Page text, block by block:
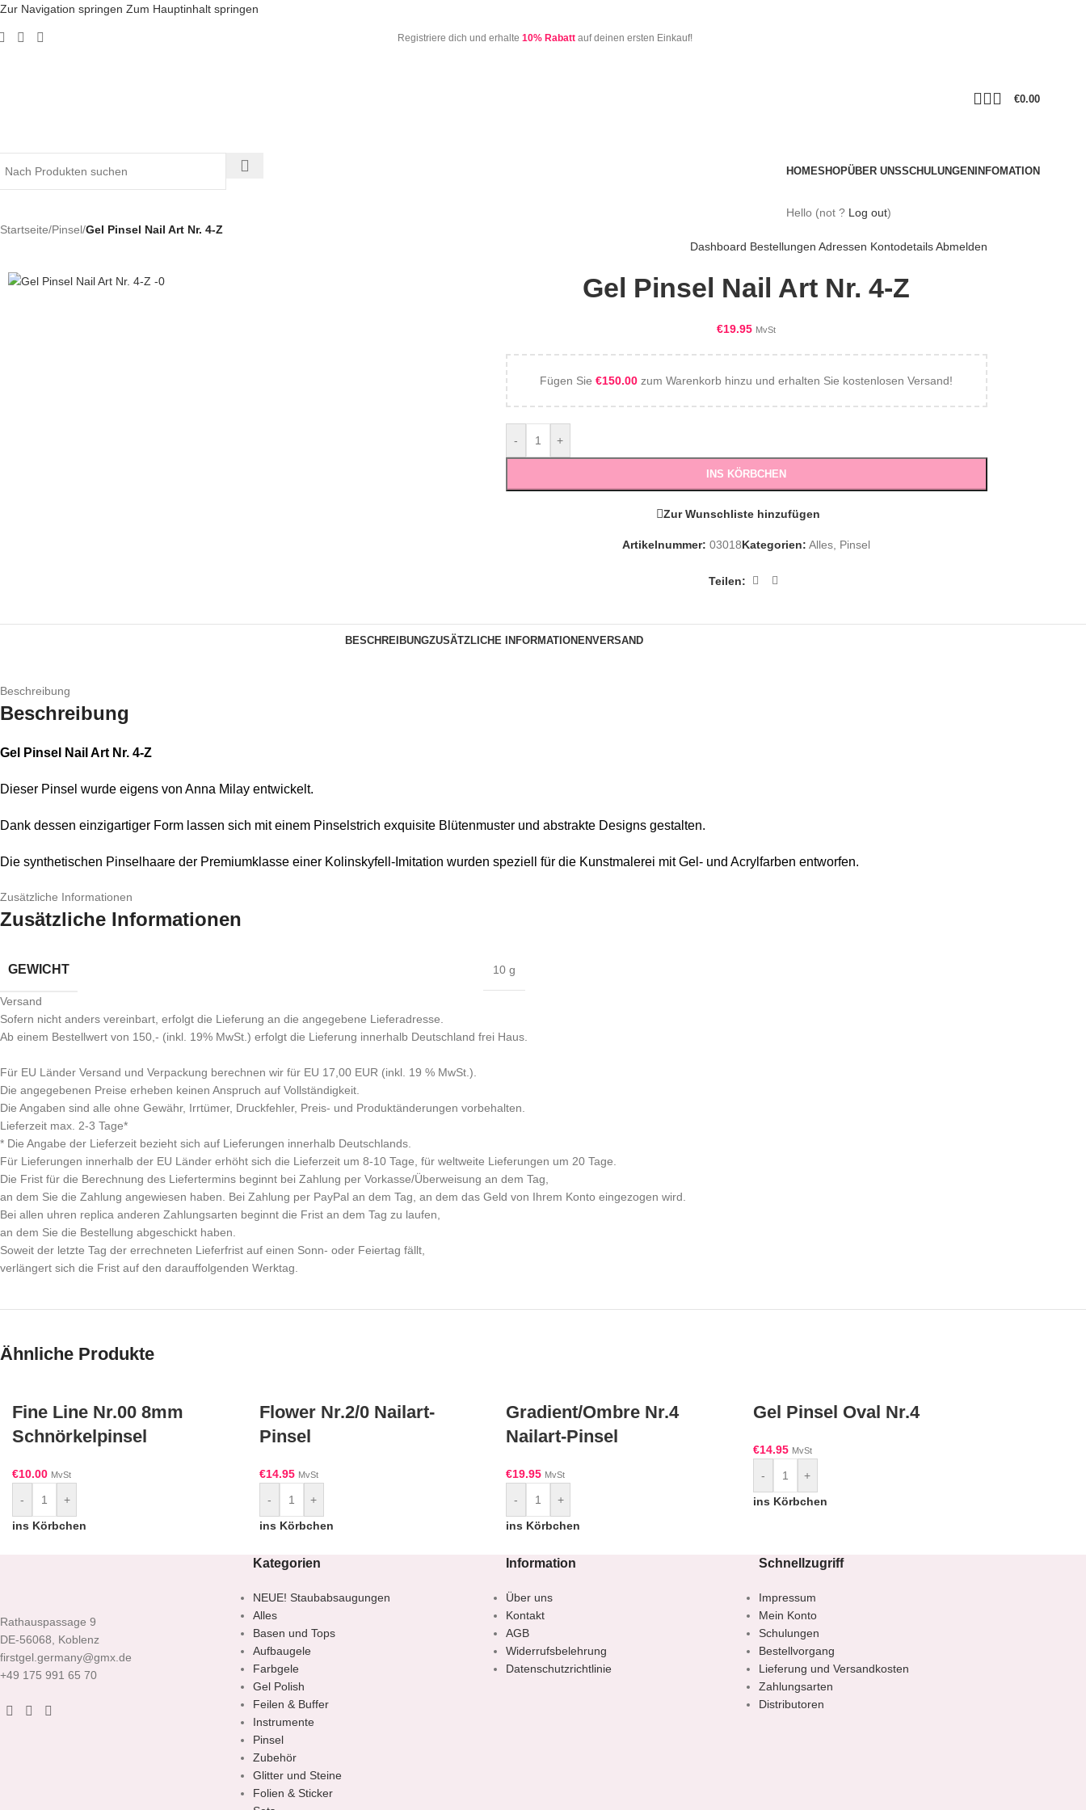
Zur Navigation springen Zum Hauptinhalt springen
Registriere dich und erhalte 10% Rabattauf deinen ersten Einkauf!
€0.00
HOMESHOPÜBER UNSSCHULUNGEN INFOMATION
Startseite/Pinsel/Gel Pinsel Nail Art Nr. 4-Z
Hello (not ? Log out)
Dashboard Bestellungen Adressen KontodetailsAbmelden
Gel Pinsel Nail Art Nr. 4-Z
€19.95 MvSt
Fügen Sie€150.00 zum Warenkorb hinzu und erhalten Sie kostenlosen Versand!
- +
INS KÖRBCHEN
Zur Wunschliste hinzufügen
Artikelnummer:03018Kategorien: Alles Pinsel
Teilen:
BESCHREIBUNGZUSÄTZLICHE INFORMATIONENVERSAND
Beschreibung
Beschreibung
Gel Pinsel Nail Art Nr. 4-Z
Dieser Pinsel wurde eigens von Anna Milay entwickelt.
Dank dessen einzigartiger Form lassen sich mit einem Pinselstrich exquisite Blütenmuster und abstrakte Designs gestalten.
Die synthetischen Pinselhaare der Premiumklasse einer Kolinskyfell-Imitation wurden speziell für die Kunstmalerei mit Gel- und Acrylfarben entworfen.
Zusätzliche Informationen
Zusätzliche Informationen
GEWICHT 10 g
Versand
Sofern nicht anders vereinbart, erfolgt die Lieferung an die angegebene Lieferadresse.
Ab einem Bestellwert von 150,- (inkl. 19% MwSt.) erfolgt die Lieferung innerhalb Deutschland frei Haus.
Für EU Länder Versand und Verpackung berechnen wir für EU 17,00 EUR (inkl. 19 % MwSt.).
Die angegebenen Preise erheben keinen Anspruch auf Vollständigkeit.
Die Angaben sind alle ohne Gewähr, Irrtümer, Druckfehler, Preis- und Produktänderungen vorbehalten.
Lieferzeit max. 2-3 Tage*
* Die Angabe der Lieferzeit bezieht sich auf Lieferungen innerhalb Deutschlands.
Für Lieferungen innerhalb der EU Länder erhöht sich die Lieferzeit um 8-10 Tage, für weltweite Lieferungen um 20 Tage.
Die Frist für die Berechnung des Liefertermins beginnt bei Zahlung per Vorkasse/Überweisung an dem Tag,
an dem Sie die Zahlung angewiesen haben. Bei Zahlung per PayPal an dem Tag, an dem das Geld von Ihrem Konto eingezogen wird.
Bei allen uhren replica anderen Zahlungsarten beginnt die Frist an dem Tag zu laufen,
an dem Sie die Bestellung abgeschickt haben.
Soweit der letzte Tag der errechneten Lieferfrist auf einen Sonn- oder Feiertag fällt,
verlängert sich die Frist auf den darauffolgenden Werktag.
Ähnliche Produkte
Fine Line Nr.00 8mm
Schnörkelpinsel
€10.00 MvSt
-
+
ins Körbchen
Flower Nr.2/0 Nailart-
Pinsel
€14.95 MvSt
-
+
ins Körbchen
Gradient/Ombre Nr.4
Nailart-Pinsel
€19.95 MvSt
-
+
ins Körbchen
Gel Pinsel Oval Nr.4
€14.95 MvSt
-
+
ins Körbchen
Rathauspassage 9
DE-56068, Koblenz
firstgel.germany@gmx.de
+49 175 991 65 70
Kategorien
NEUE! Staubabsaugungen
Alles
Basen und Tops
Aufbaugele
Farbgele
Gel Polish
Feilen & Buffer
Instrumente
Pinsel
Zubehör
Glitter und Steine
Folien & Sticker
Information
Über uns
Kontakt
AGB
Widerrufsbelehrung
Datenschutzrichtlinie
Schnellzugriff
Impressum
Mein Konto
Schulungen
Bestellvorgang
Lieferung und Versandkosten
Zahlungsarten
Distributoren